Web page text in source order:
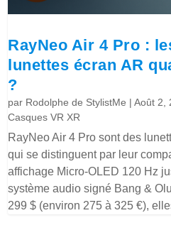
RayNeo Air 4 Pro :
lunettes écran AR
?
par Rodolphe de StylistMe |Août 2,
Casques VR XR
RayNeo Air 4 Pro sont des
qui se distinguent par leur
affichage Micro-OLED 120 Hz
système audio signé Bang &
299 $ (environ 275 à 325 €),